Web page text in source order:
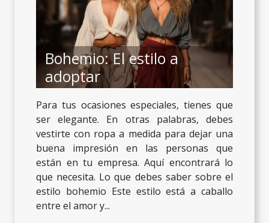
Bohemio: El estilo a
adoptar
Para tus ocasiones especiales, tienes que
ser elegante. En otras palabras, debes
vestirte con ropa a medida para dejar una
buena impresión en las personas que
están en tu empresa. Aquí encontrará lo
que necesita. Lo que debes saber sobre el
estilo bohemio Este estilo está a caballo
entre el amor y...